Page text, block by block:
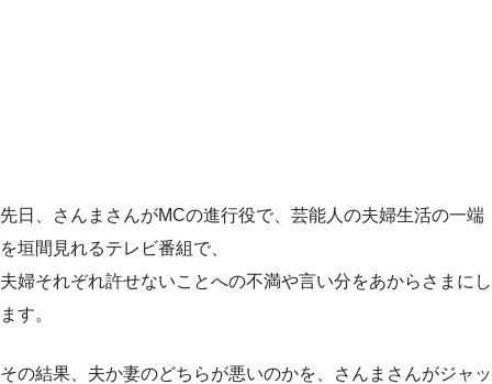
先日、さんまさんがMCの進行役で、芸能人の夫婦生活の一端
を垣間見れるテレビ番組で、
夫婦それぞれ許せないことへの不満や言い分をあからさまにし
ます。
その結果、夫か妻のどちらが悪いのかを、さんまさんがジャッ